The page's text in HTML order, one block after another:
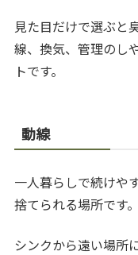
見た目だけで選ぶと
線、換気、管理のし
トです。
動線
一人暮らしで続けや
捨てられる場所です。
シンクから遠い場所